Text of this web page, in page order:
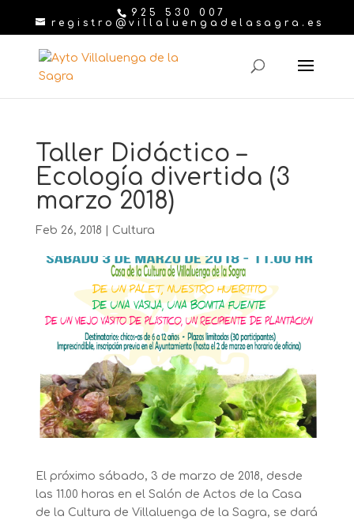
925 530 007
registro@villaluengadelasagra.es
Taller Didáctico –
Ecología divertida (3
marzo 2018)
Feb 26, 2018 Cultura
El próximo sábado, 3 de marzo de 2018, desde
las 11.00 horas en el Salón de Actos de la Casa
de la Cultura de Villaluenga de la Sagra, se dará